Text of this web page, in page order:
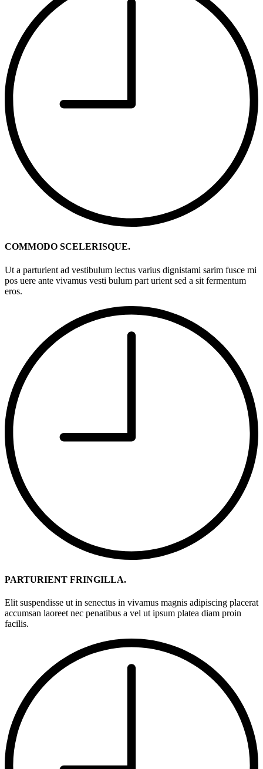
COMMODO SCELERISQUE.
Ut a parturient ad vestibulum lectus varius dignistami sarim fusce mi
pos uere ante vivamus vesti bulum part urient sed a sit fermentum
eros.
PARTURIENT FRINGILLA.
Elit suspendisse ut in senectus in vivamus magnis adipiscing placerat
accumsan laoreet nec penatibus a vel ut ipsum platea diam proin
facilis.